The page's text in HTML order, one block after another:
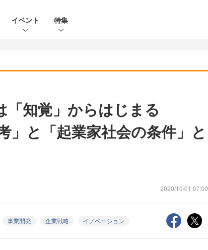
イベント 特集
「知覚」からはじまる
」と「起業家社会の条件」と
2020/10/01 07:00
事業開発 企業戦略 イノベーション